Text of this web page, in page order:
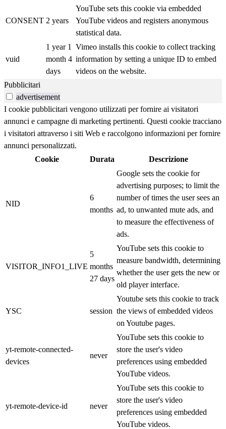
CONSENT 2 years
YouTube sets this cookie via embedded
YouTube videos and registers anonymous
statistical data.
vuid
1 year 1
month 4
days
Vimeo installs this cookie to collect tracking
information by setting a unique ID to embed
videos on the website.
Pubblicitari
advertisement
I cookie pubblicitari vengono utilizzati per fornire ai visitatori
annunci e campagne di marketing pertinenti. Questi cookie tracciano
i visitatori attraverso i siti Web e raccolgono informazioni per fornire
annunci personalizzati.
Cookie
Durata Descrizione
NID
6
months
Google sets the cookie for
advertising purposes; to limit the
number of times the user sees an
ad, to unwanted mute ads, and
to measure the effectiveness of
ads.
VISITOR_INFO1_LIVE
5
months
27 days
YouTube sets this cookie to
measure bandwidth, determining
whether the user gets the new or
old player interface.
YSC session
Youtube sets this cookie to track
the views of embedded videos
on Youtube pages.
yt-remote-connected-
devices
never
YouTube sets this cookie to
store the user's video
preferences using embedded
YouTube videos.
yt-remote-device-id never
YouTube sets this cookie to
store the user's video
preferences using embedded
YouTube videos.